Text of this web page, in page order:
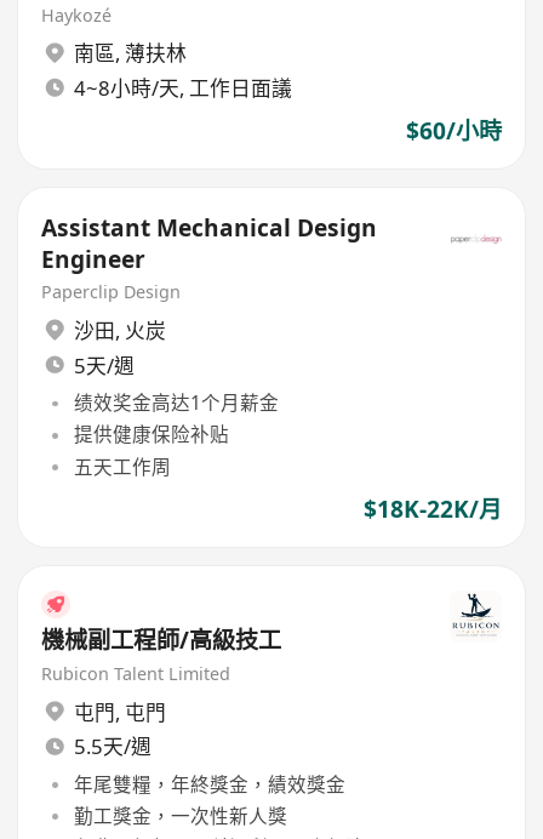
Haykozé
南區, 薄扶林
4~8小時/天, 工作日面議
$60/小時
Assistant Mechanical Design
Engineer
Paperclip Design
沙田, 火炭
5天/週
绩效奖金高达1个月薪金
提供健康保险补贴
五天工作周
$18K-22K/月
機械副工程師/高級技工
Rubicon Talent Limited
屯門, 屯門
5.5天/週
年尾雙糧，年終獎金，績效獎金
勤工獎金，一次性新人獎